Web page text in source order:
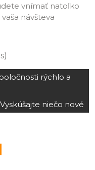
vnímať natoľko
návšteva
rýchlo a
Vyskúšajte niečo nové